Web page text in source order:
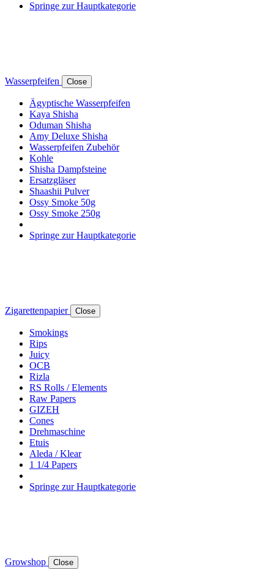
Springe zur Hauptkategorie
Wasserpfeifen Close
Ägyptische Wasserpfeifen
Kaya Shisha
Oduman Shisha
Amy Deluxe Shisha
Wasserpfeifen Zubehör
Kohle
Shisha Dampfsteine
Ersatzgläser
Shaashii Pulver
Ossy Smoke 50g
Ossy Smoke 250g
Springe zur Hauptkategorie
Zigarettenpapier Close
Smokings
Rips
Juicy
OCB
Rizla
RS Rolls / Elements
Raw Papers
GIZEH
Cones
Drehmaschine
Etuis
Aleda / Klear
1 1/4 Papers
Springe zur Hauptkategorie
Growshop Close